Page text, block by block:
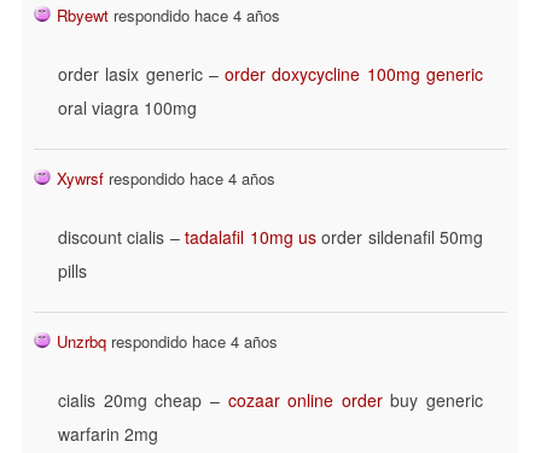
Rbyewt respondido hace 4 años
order lasix generic –order doxycycline 100mg generic
oral viagra 100mg
Xywrsf respondido hace 4 años
discount cialis –tadalafil 10mg usorder sildenafil 50mg
pills
Unzrbq respondido hace 4 años
cialis 20mg cheap – cozaar online orderbuy generic
warfarin 2mg